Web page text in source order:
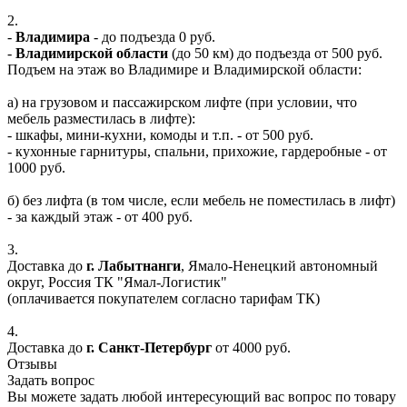
2.
- Владимира - до подъезда 0 руб.
- Владимирской области (до 50 км) до подъезда от 500 руб.
Подъем на этаж во Владимире и Владимирской области:
а) на грузовом и пассажирском лифте (при условии, что
мебель разместилась в лифте):
- шкафы, мини-кухни, комоды и т.п. - от 500 руб.
- кухонные гарнитуры, спальни, прихожие, гардеробные - от
1000 руб.
б) без лифта (в том числе, если мебель не поместилась в лифт)
- за каждый этаж - от 400 руб.
3.
Доставка до г. Лабытнанги, Ямало-Ненецкий автономный
округ, Россия ТК "Ямал-Логистик"
(оплачивается покупателем согласно тарифам ТК)
4.
Доставка до г. Санкт-Петербург от 4000 руб.
Отзывы
Задать вопрос
Вы можете задать любой интересующий вас вопрос по товару